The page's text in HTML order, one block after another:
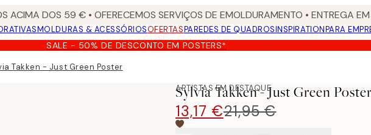
ACIMA DOS 59 € • OFERECEMOS SERVIÇOS DE EMOLDURAMENTO • ENTREGA
MOLDURAS & ACESSÓRIOSOFERTASPAREDES DE QUADROSINSPIRATIONPARA
SALE - 50% DE DESCONTO EM POSTERS*
Takken - Just Green Poster
ARTISTAS EM DESTAQUE
Sylvia Takken - Just Green Poster
13,17 €21,95 €